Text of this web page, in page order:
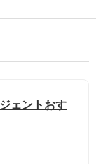
ェントおす